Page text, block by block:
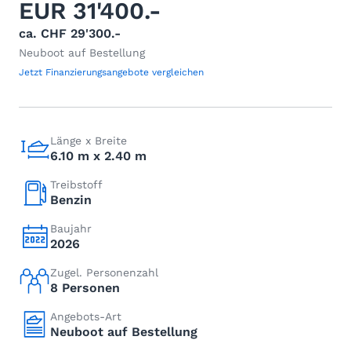
EUR 31'400.-
ca. CHF 29'300.-
Neuboot auf Bestellung
Jetzt Finanzierungsangebote vergleichen
Länge x Breite
6.10 m x 2.40 m
Treibstoff
Benzin
Baujahr
2026
Zugel. Personenzahl
8 Personen
Angebots-Art
Neuboot auf Bestellung